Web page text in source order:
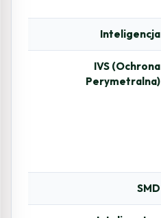
Inteligencja
IVS (Ochrona
Perymetralna)
SMD